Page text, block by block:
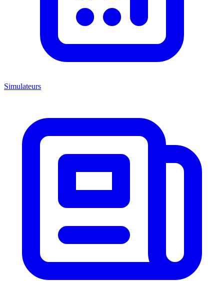
Simulateurs